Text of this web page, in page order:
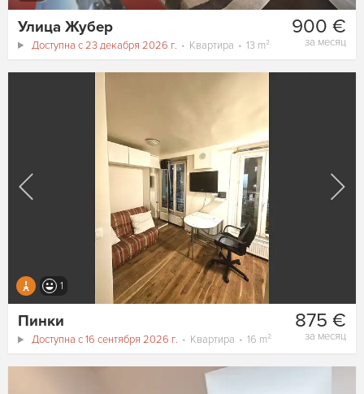
900 €
за месяц
Улица Жубер
Доступна с 23 декабря 2026 г. Квартира 13 m²
1
875 €
за месяц
Пинки
Доступна с 16 сентября 2026 г. Квартира 16 m²